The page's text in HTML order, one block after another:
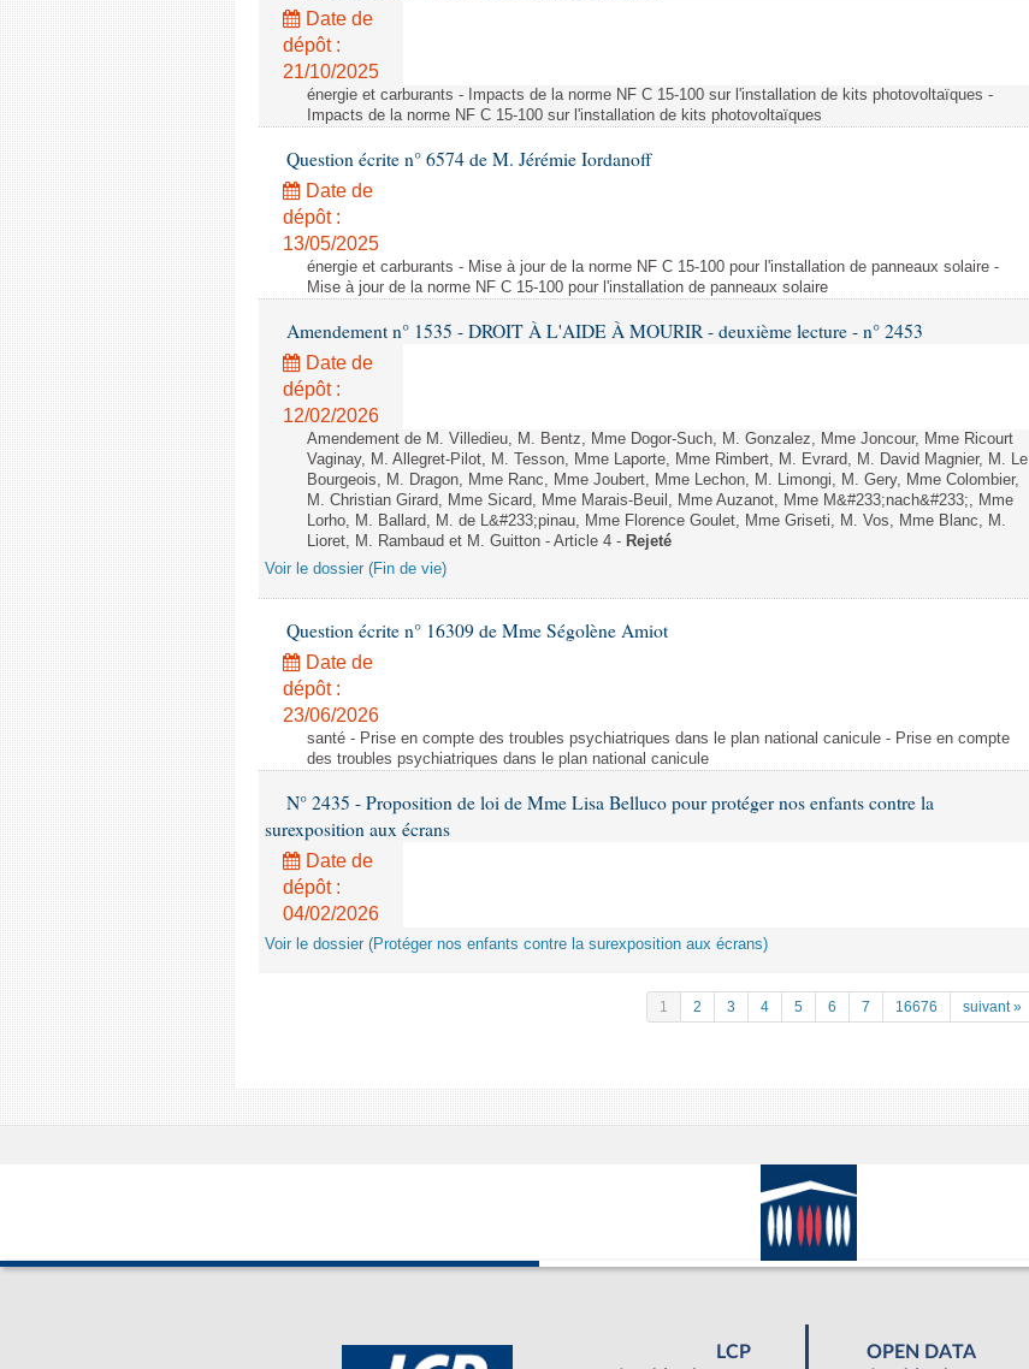
Date de
dépôt :
21/10/2025
énergie et carburants - Impacts de la norme NF C 15-100 sur l'installation de kits photovoltaïques -
Impacts de la norme NF C 15-100 sur l'installation de kits photovoltaïques
Question écrite n° 6574 de M. Jérémie Iordanoff
Date de
dépôt :
13/05/2025
énergie et carburants - Mise à jour de la norme NF C 15-100 pour l'installation de panneaux solaire -
Mise à jour de la norme NF C 15-100 pour l'installation de panneaux solaire
Amendement n° 1535 - DROIT À L'AIDE À MOURIR - deuxième lecture - n° 2453
Date de
dépôt :
12/02/2026
Amendement de M. Villedieu, M. Bentz, Mme Dogor-Such, M. Gonzalez, Mme Joncour, Mme Ricourt
Vaginay, M. Allegret-Pilot, M. Tesson, Mme Laporte, Mme Rimbert, M. Evrard, M. David Magnier, M. Le
Bourgeois, M. Dragon, Mme Ranc, Mme Joubert, Mme Lechon, M. Limongi, M. Gery, Mme Colombier,
M. Christian Girard, Mme Sicard, Mme Marais-Beuil, Mme Auzanot, Mme M&#233;nach&#233;, Mme
Lorho, M. Ballard, M. de L&#233;pinau, Mme Florence Goulet, Mme Griseti, M. Vos, Mme Blanc, M.
Lioret, M. Rambaud et M. Guitton - Article 4 - Rejeté
Voir le dossier (Fin de vie)
Question écrite n° 16309 de Mme Ségolène Amiot
Date de
dépôt :
23/06/2026
santé - Prise en compte des troubles psychiatriques dans le plan national canicule - Prise en compte
des troubles psychiatriques dans le plan national canicule
N° 2435 - Proposition de loi de Mme Lisa Belluco pour protéger nos enfants contre la
surexposition aux écrans
Date de
dépôt :
04/02/2026
Voir le dossier (Protéger nos enfants contre la surexposition aux écrans)
1 2 3 4 5 6 7 16676 suivant »
LCP
OPEN DATA